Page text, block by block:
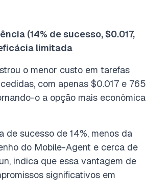
(14% de sucesso, $0.017,
limitada
o menor custo em tarefas
com apenas $0.017 e 765
o a opção mais econômica
de sucesso de 14%, menos da
do Mobile-Agent e cerca de
indica que essa vantagem de
significativos em